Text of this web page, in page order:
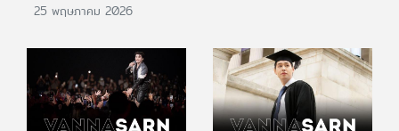
25 พฤษภาคม 2026